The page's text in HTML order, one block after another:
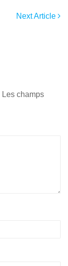
Next Article
Les champs